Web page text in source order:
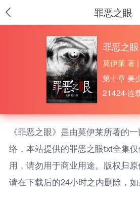
罪恶之眼
罪恶之眼
莫伊莱 著 |
第十章 美
21424·连
《罪恶之眼》是由莫伊莱所著的
络，本站提供的罪恶之眼txt全集
用，请勿用于商业用途。版权归原
请在下载后的24小时之内删除，